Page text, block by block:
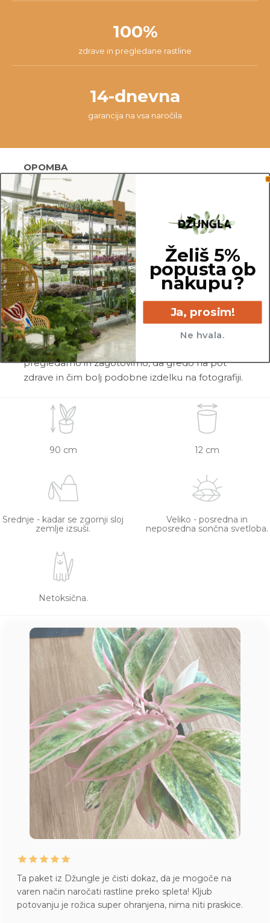
100%
zdrave in pregledane rastline
14-dnevna
garancija na vsa naročila
OPOMBA
Sadika je vzgojena v Sloveniji. Za lepšo
razvejanost ima že odrezan vrh. Pri sajenju
upoštevaj vmesno razdaljo od 3 do 5 metre.
Fotografije prikazujejo primer rastline in ne
dejanske rastline, ki jo naročite. Ker je vsaka
rastlina unikatna, so možne manjše variacije. Med
prikazano in kupljeno rastlino so lahko manjše
razlike v velikosti, variegaciji, številu listov, vej,
cvetov, itd …
Pred pošiljanjem vse rastline skrbno
pregledamo in zagotovimo, da gredo na pot
zdrave in čim bolj podobne izdelku na fotografiji.
90 cm 12 cm
Srednje - kadar se zgornji sloj
zemlje izsuši.
Veliko - posredna in
neposredna sončna svetloba.
Netoksična.
Ta paket iz Džungle je čisti dokaz, da je mogoče na
varen način naročati rastline preko spleta! Kljub
potovanju je rožica super ohranjena, nima niti praskice.
Želiš 5%
popusta ob
nakupu?
Ja, prosim!
Ne hvala.